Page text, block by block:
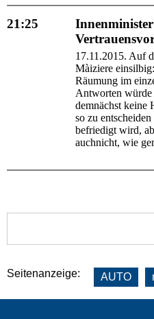
21:25
17.11.2015. Auf
Màiziere
Räumung im
Antworten würde
demnächst keine
so zu
befriedigt wird,
auchnicht, wie
Seitenanzeige: AUTO